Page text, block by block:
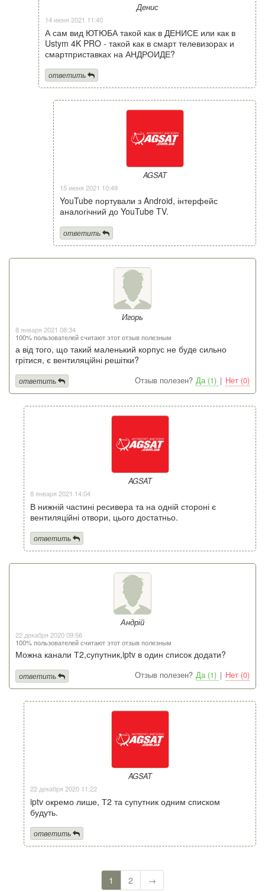
Денис
14 июня 2021 11:40
А сам вид ЮТЮБА такой как в ДЕНИСЕ или как в
Ustym 4K PRO - такой как в смарт телевизорах и
смартприставках на АНДРОИДЕ?
ответить
AGSAT
15 июня 2021 10:49
YouTube портували з Android, інтерфейс
аналогічний до YouTube TV.
ответить
Игорь
8 января 2021 08:34
100% пользователей считают этот отзыв полезным
а від того, що такий маленький корпус не буде сильно
грітися, є вентиляційні решітки?
Отзыв полезен? Да (1) | Нет (0)
ответить
AGSAT
8 января 2021 14:04
В нижній частині ресивера та на одній стороні є
вентиляційні отвори, цього достатньо.
ответить
Андрій
22 декабря 2020 09:56
100% пользователей считают этот отзыв полезным
Можна канали Т2,супутник,iptv в один список додати?
Отзыв полезен? Да (1) | Нет (0)
ответить
AGSAT
22 декабря 2020 11:22
iptv окремо лише, Т2 та супутник одним списком
будуть.
ответить
1 2 →